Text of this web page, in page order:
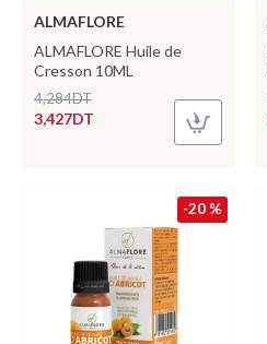
ALMAFLORE
ALMAFLORE Huile de
Cresson 10ML
3,427DT
4,284DT
-20 %